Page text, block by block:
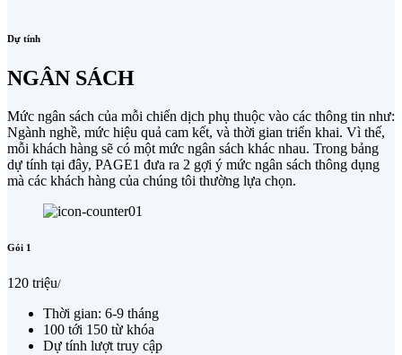
Dự tính
NGÂN SÁCH
Mức ngân sách của mỗi chiến dịch phụ thuộc vào các thông tin như:
Ngành nghề, mức hiệu quả cam kết, và thời gian triển khai. Vì thế,
mỗi khách hàng sẽ có một mức ngân sách khác nhau. Trong bảng
dự tính tại đây, PAGE1 đưa ra 2 gợi ý mức ngân sách thông dụng
mà các khách hàng của chúng tôi thường lựa chọn.
Gói 1
120 triệu/
Thời gian: 6-9 tháng
100 tới 150 từ khóa
Dự tính lượt truy cập